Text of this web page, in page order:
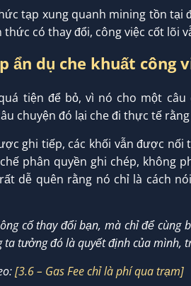
tạp xung quanh mining tồn tại
có thay đổi, công việc cốt lõi
ẩn dụ che khuất công
quá tiện để bỏ, vì nó cho một
chuyện đó lại che đi thực tế
ghi tiếp, các khối vẫn được
phân quyền ghi chép, không
dễ quên rằng nó chỉ là cách
cố thay đổi bạn, mà chỉ để
ta tưởng đó là quyết định của mình,
[3.6 – Gas Fee chỉ là phí qua trạm]